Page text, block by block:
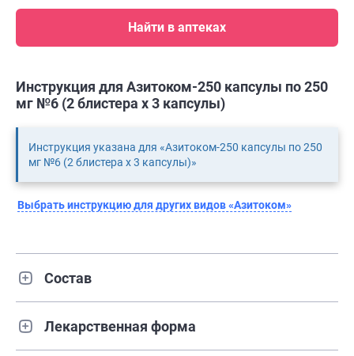
Найти в аптеках
Инструкция для Азитоком-250 капсулы по 250
мг №6 (2 блистера х 3 капсулы)
Инструкция указана для «Азитоком-250 капсулы по 250
мг №6 (2 блистера х 3 капсулы)»
Выбрать инструкцию для других видов «Азитоком»
Состав
Лекарственная форма